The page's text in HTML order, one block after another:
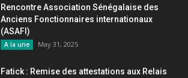
Rencontre Association Sénégalaise des
Anciens Fonctionnaires internationaux
(ASAFI)
A la une May 31, 2025
Fatick : Remise des attestations aux Relais